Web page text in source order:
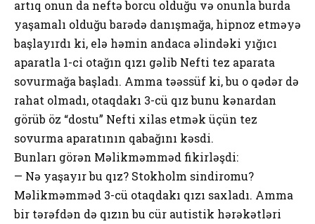
artıq onun da neftə borcu olduğu və onunla burda
yaşamalı olduğu barədə danışmağa, hipnoz etməyə
başlayırdı ki, elə həmin andaca əlindəki yığıcı
aparatla 1-ci otağın qızı gəlib Nefti tez aparata
sovurmağa başladı. Amma təəssüf ki, bu o qədər də
rahat olmadı, otaqdakı 3-cü qız bunu kənardan
görüb öz “dostu” Nefti xilas etmək üçün tez
sovurma aparatının qabağını kəsdi.
Bunları görən Məlikməmməd fikirləşdi:
— Nə yaşayır bu qız? Stokholm sindiromu?
Məlikməmməd 3-cü otaqdakı qızı saxladı. Amma
bir tərəfdən də qızın bu cür autistik hərəkətləri